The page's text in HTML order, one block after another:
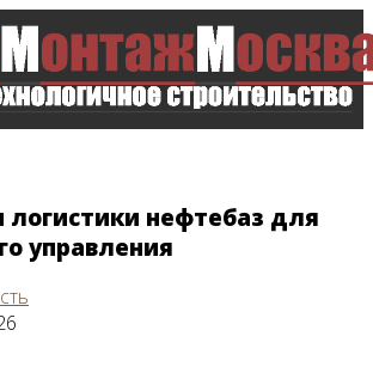
логистики нефтебаз для
управления